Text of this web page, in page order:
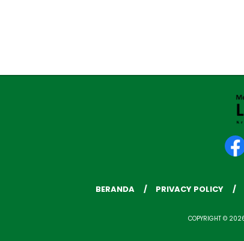
BERANDA PRIVACY POLICY
COPYRIGHT ©